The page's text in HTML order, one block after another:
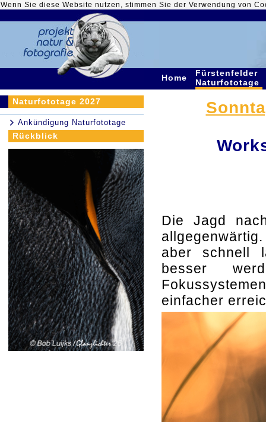
Wenn Sie diese Website nutzen, stimmen Sie der Verwendung von
Home
Fürstenfelder
Naturfototage
Naturfototage 2027
Ankündigung Naturfototage
Rückblick
Die Jagd
aber schnell
besser
einfacher